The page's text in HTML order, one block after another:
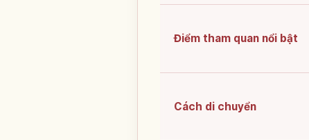
Điểm tham quan nổi bật
Cách di chuyển